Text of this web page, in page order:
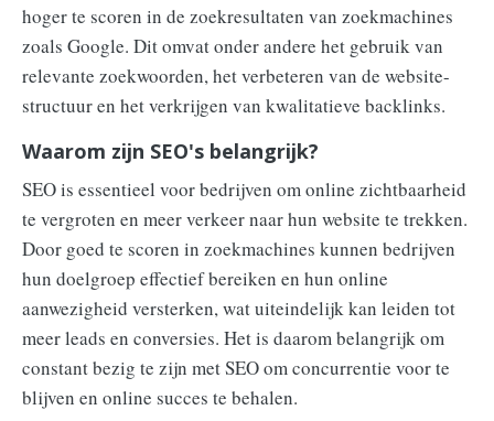
hoger te scoren in de zoekresultaten van zoekmachines
zoals Google. Dit omvat onder andere het gebruik van
relevante zoekwoorden, het verbeteren van de website-
structuur en het verkrijgen van kwalitatieve backlinks.
Waarom zijn SEO's belangrijk?
SEO is essentieel voor bedrijven om online zichtbaarheid
te vergroten en meer verkeer naar hun website te trekken.
Door goed te scoren in zoekmachines kunnen bedrijven
hun doelgroep effectief bereiken en hun online
aanwezigheid versterken, wat uiteindelijk kan leiden tot
meer leads en conversies. Het is daarom belangrijk om
constant bezig te zijn met SEO om concurrentie voor te
blijven en online succes te behalen.